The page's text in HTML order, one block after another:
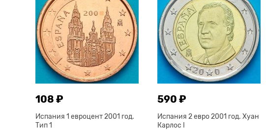
108 ₽
Испания 1 евроцент 2001 год.
Тип 1
590 ₽
Испания 2 евро 2001 год. Хуан
Карлос I